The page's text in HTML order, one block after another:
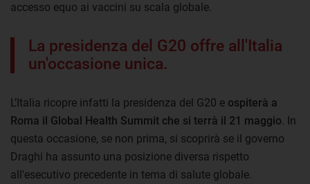
accesso equo ai vaccini su scala globale.
La presidenza del G20 offre all'Italia
un'occasione unica.
L’Italia ricopre infatti la presidenza del G20 e ospiterà a
Roma il Global Health Summit che si terrà il 21 maggio. In
questa occasione, se non prima, si scoprirà se il governo
Draghi ha assunto una posizione diversa rispetto
all'esecutivo precedente in tema di salute globale.